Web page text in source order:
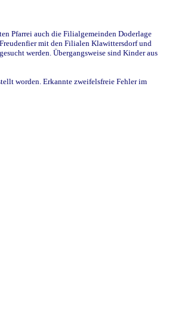
Pfarrei auch die Filialgemeinden Doderlage
mit den Filialen Klawittersdorf und
werden. Übergangsweise sind Kinder aus
worden. Erkannte zweifelsfreie Fehler im